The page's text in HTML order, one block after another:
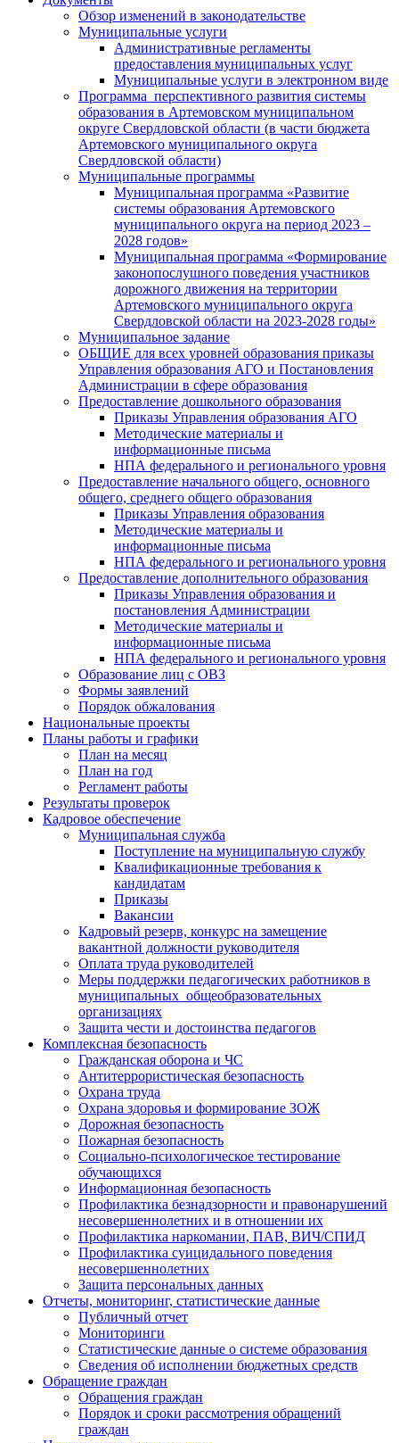
Обзор изменений в законодательстве
Муниципальные услуги
Административные регламенты
предоставления муниципальных услуг
Муниципальные услуги в электронном виде
Программа перспективного развития системы
образования в Артемовском муниципальном
округе Свердловской области (в части бюджета
Артемовского муниципального округа
Свердловской области)
Муниципальные программы
Муниципальная программа «Развитие
системы образования Артемовского
муниципального округа на период 2023 –
2028 годов»
Муниципальная программа «Формирование
законопослушного поведения участников
дорожного движения на территории
Артемовского муниципального округа
Свердловской области на 2023-2028 годы»
Муниципальное задание
ОБЩИЕ для всех уровней образования приказы
Управления образования АГО и Постановления
Администрации в сфере образования
Предоставление дошкольного образования
Приказы Управления образования АГО
Методические материалы и
информационные письма
НПА федерального и регионального уровня
Предоставление начального общего, основного
общего, среднего общего образования
Приказы Управления образования
Методические материалы и
информационные письма
НПА федерального и регионального уровня
Предоставление дополнительного образования
Приказы Управления образования и
постановления Администрации
Методические материалы и
информационные письма
НПА федерального и регионального уровня
Образование лиц с ОВЗ
Формы заявлений
Порядок обжалования
Национальные проекты
Планы работы и графики
План на месяц
План на год
Регламент работы
Результаты проверок
Кадровое обеспечение
Муниципальная служба
Поступление на муниципальную службу
Квалификационные требования к
кандидатам
Приказы
Вакансии
Кадровый резерв, конкурс на замещение
вакантной должности руководителя
Оплата труда руководителей
Меры поддержки педагогических работников в
муниципальных общеобразовательных
организациях
Защита чести и достоинства педагогов
Комплексная безопасность
Гражданская оборона и ЧС
Антитеррористическая безопасность
Охрана труда
Охрана здоровья и формирование ЗОЖ
Дорожная безопасность
Пожарная безопасность
Социально-психологическое тестирование
обучающихся
Информационная безопасность
Профилактика безнадзорности и правонарушений
несовершеннолетних и в отношении их
Профилактика наркомании, ПАВ, ВИЧ/СПИД
Профилактика суицидального поведения
несовершеннолетних
Защита персональных данных
Отчеты, мониторинг, статистические данные
Публичный отчет
Мониторинги
Статистические данные о системе образования
Сведения об исполнении бюджетных средств
Обращение граждан
Обращения граждан
Порядок и сроки рассмотрения обращений
граждан